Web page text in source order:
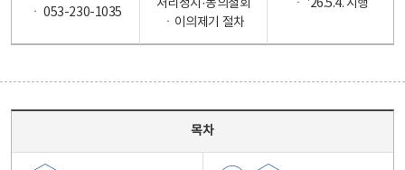
ㆍ 053-230-1035
처리정지·동의철회
ㆍ이의제기 절차
ㆍ '26.5.4. 시행
목차